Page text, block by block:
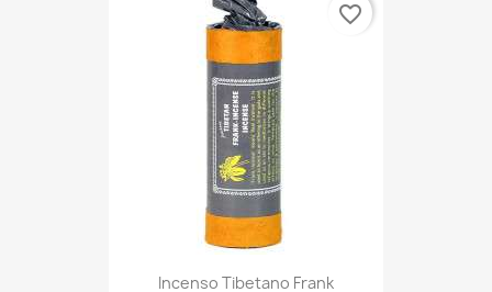
Incenso Tibetano Frank
favorite_border